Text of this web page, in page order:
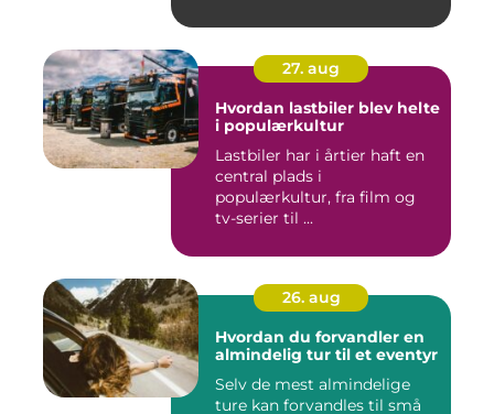
27. aug
Hvordan lastbiler blev helte
i populærkultur
Lastbiler har i årtier haft en
central plads i
populærkultur, fra film og
tv-serier til ...
26. aug
Hvordan du forvandler en
almindelig tur til et eventyr
Selv de mest almindelige
ture kan forvandles til små